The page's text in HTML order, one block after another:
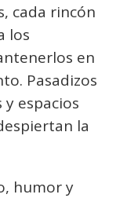
cada rincón
los
en
Pasadizos
espacios
la
humor y